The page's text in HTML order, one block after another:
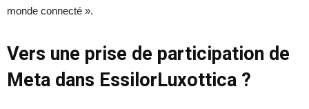
monde connecté ».
Vers une prise de participation de
Meta dans EssilorLuxottica ?